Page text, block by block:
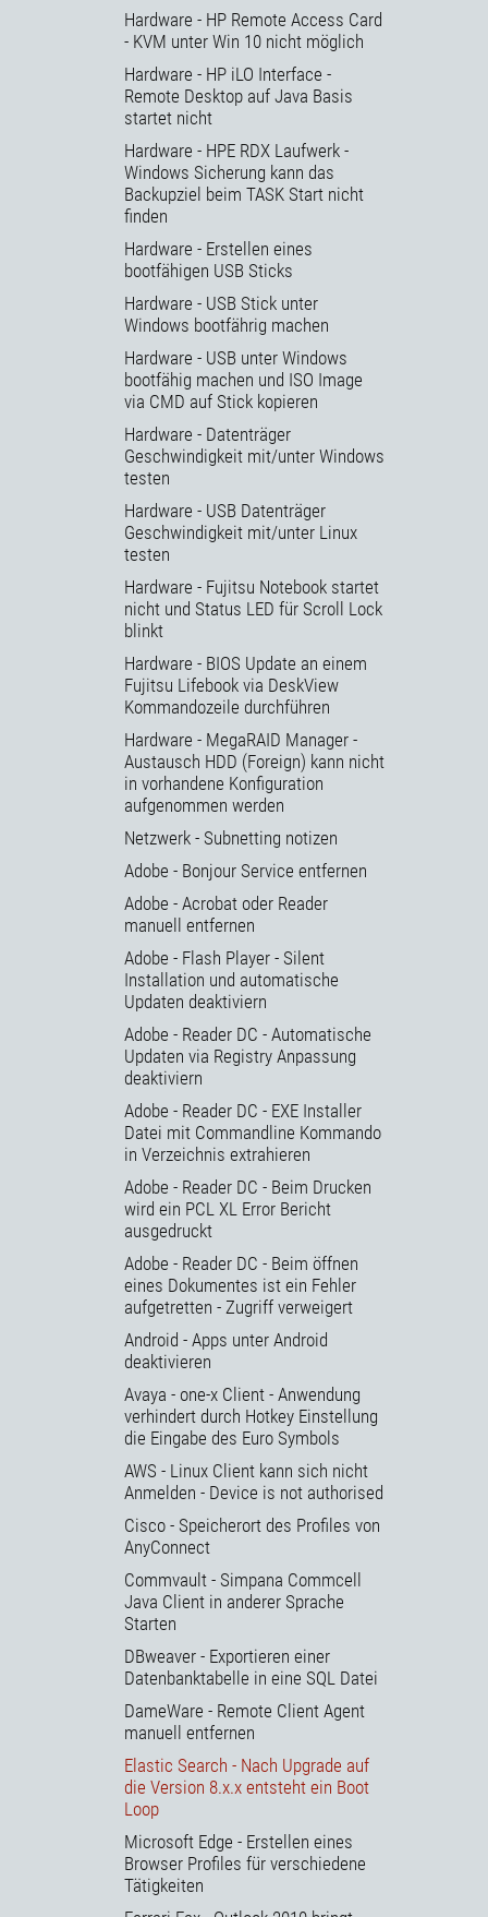
Hardware - HP Remote Access Card
- KVM unter Win 10 nicht möglich
Hardware - HP iLO Interface -
Remote Desktop auf Java Basis
startet nicht
Hardware - HPE RDX Laufwerk -
Windows Sicherung kann das
Backupziel beim TASK Start nicht
finden
Hardware - Erstellen eines
bootfähigen USB Sticks
Hardware - USB Stick unter
Windows bootfährig machen
Hardware - USB unter Windows
bootfähig machen und ISO Image
via CMD auf Stick kopieren
Hardware - Datenträger
Geschwindigkeit mit/unter Windows
testen
Hardware - USB Datenträger
Geschwindigkeit mit/unter Linux
testen
Hardware - Fujitsu Notebook startet
nicht und Status LED für Scroll Lock
blinkt
Hardware - BIOS Update an einem
Fujitsu Lifebook via DeskView
Kommandozeile durchführen
Hardware - MegaRAID Manager -
Austausch HDD (Foreign) kann nicht
in vorhandene Konfiguration
aufgenommen werden
Netzwerk - Subnetting notizen
Adobe - Bonjour Service entfernen
Adobe - Acrobat oder Reader
manuell entfernen
Adobe - Flash Player - Silent
Installation und automatische
Updaten deaktiviern
Adobe - Reader DC - Automatische
Updaten via Registry Anpassung
deaktiviern
Adobe - Reader DC - EXE Installer
Datei mit Commandline Kommando
in Verzeichnis extrahieren
Adobe - Reader DC - Beim Drucken
wird ein PCL XL Error Bericht
ausgedruckt
Adobe - Reader DC - Beim öffnen
eines Dokumentes ist ein Fehler
aufgetretten - Zugriff verweigert
Android - Apps unter Android
deaktivieren
Avaya - one-x Client - Anwendung
verhindert durch Hotkey Einstellung
die Eingabe des Euro Symbols
AWS - Linux Client kann sich nicht
Anmelden - Device is not authorised
Cisco - Speicherort des Profiles von
AnyConnect
Commvault - Simpana Commcell
Java Client in anderer Sprache
Starten
DBweaver - Exportieren einer
Datenbanktabelle in eine SQL Datei
DameWare - Remote Client Agent
manuell entfernen
Elastic Search - Nach Upgrade auf
die Version 8.x.x entsteht ein Boot
Loop
Microsoft Edge - Erstellen eines
Browser Profiles für verschiedene
Tätigkeiten